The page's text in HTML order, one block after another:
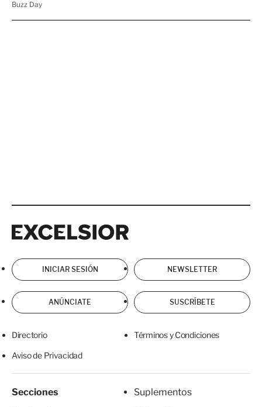
INICIAR SESIÓN NEWSLETTER
ANÚNCIATE SUSCRÍBETE
Directorio Términos y Condiciones
Aviso de Privacidad
Secciones
Suplementos